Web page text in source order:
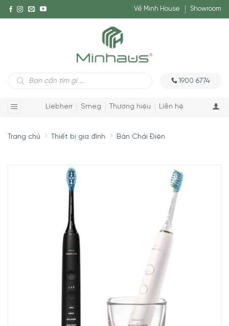
Về Minh House Showroom
Tìm
kiếm
1900 6774
Liebherr Smeg Thương hiệu Liên hệ
Trang chủ Thiết bị gia đình Bàn Chải Điện